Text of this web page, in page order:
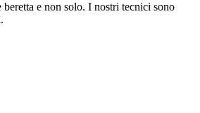
e non solo. I nostri tecnici sono